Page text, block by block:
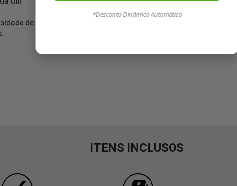
*Desconto Dinâmico Automático
de seu aparelho
ITENS INCLUSOS